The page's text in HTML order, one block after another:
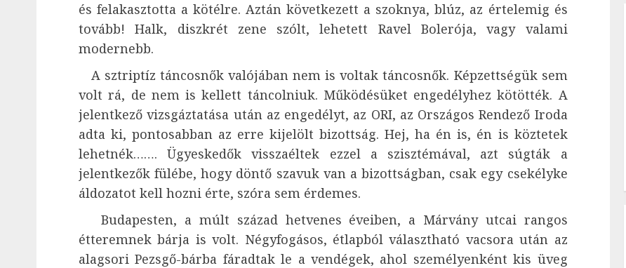
és felakasztotta a kötélre. Aztán következett a szoknya, blúz, az értelemig és
tovább! Halk, diszkrét zene szólt, lehetett Ravel Bolerója, vagy valami
modernebb.
A sztriptíz táncosnők valójában nem is voltak táncosnők. Képzettségük sem
volt rá, de nem is kellett táncolniuk. Működésüket engedélyhez kötötték. A
jelentkező vizsgáztatása után az engedélyt, az ORI, az Országos Rendező Iroda
adta ki, pontosabban az erre kijelölt bizottság. Hej, ha én is, én is köztetek
lehetnék……. Ügyeskedők visszaéltek ezzel a szisztémával, azt súgták a
jelentkezők fülébe, hogy döntő szavuk van a bizottságban, csak egy csekélyke
áldozatot kell hozni érte, szóra sem érdemes.
Budapesten, a múlt század hetvenes éveiben, a Márvány utcai rangos
étteremnek bárja is volt. Négyfogásos, étlapból választható vacsora után az
alagsori Pezsgő-bárba fáradtak le a vendégek, ahol személyenként kis üveg